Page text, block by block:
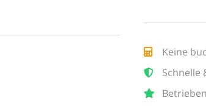
Keine
Schnelle